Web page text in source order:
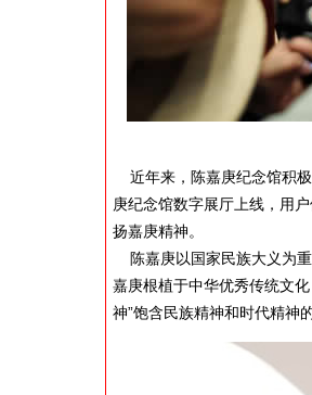
近年来，陈嘉庚纪念馆积
庚纪念馆数字展厅上线，用
扬嘉庚精神。
陈嘉庚以国家民族大义为重
嘉庚根植于中华优秀传统文
神”饱含民族精神和时代精神